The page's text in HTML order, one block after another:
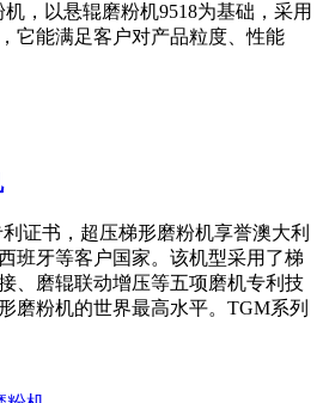
，以悬辊磨粉机9518为基础，采用
它能满足客户对产品粒度、性能
证书，超压梯形磨粉机享誉澳大利
班牙等客户国家。该机型采用了梯
、磨辊联动增压等五项磨机专利技
磨粉机的世界最高水平。TGM系列